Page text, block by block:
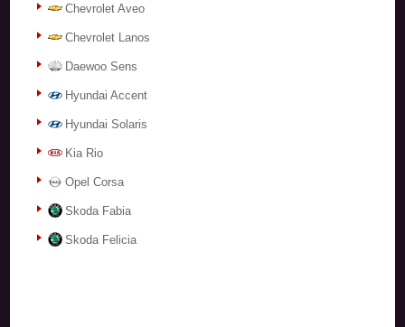
Chevrolet Aveo
Chevrolet Lanos
Daewoo Sens
Hyundai Accent
Hyundai Solaris
Kia Rio
Opel Corsa
Skoda Fabia
Skoda Felicia